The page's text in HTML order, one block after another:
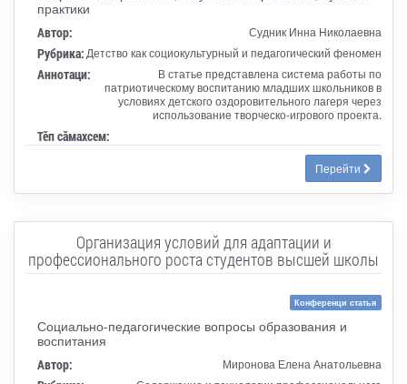
практики
Автор: Судник Инна Николаевна
Рубрика: Детство как социокультурный и педагогический феномен
Аннотаци:
В статье представлена система работы по
патриотическому воспитанию младших школьников в
условиях детского оздоровительного лагеря через
использование творческо-игрового проекта.
Тӗп сӑмахсем:
Перейти
Организация условий для адаптации и
профессионального роста студентов высшей школы
Конференци статья
Социально-педагогические вопросы образования и
воспитания
Автор: Миронова Елена Анатольевна